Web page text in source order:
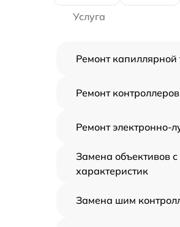
Услуга
Ремонт капиллярной
Ремонт контроллеров
Ремонт электронно-
Замена объективов
характеристик
Замена шим